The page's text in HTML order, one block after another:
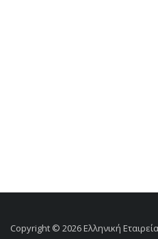
Copyright © 2026Ελληνική